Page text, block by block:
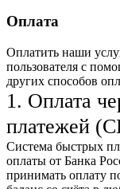
Оплата
Оплатить наши
пользователя с
других способов
1. Оплата
платежей
Система быстрых
оплаты от Банка
принимать оплату